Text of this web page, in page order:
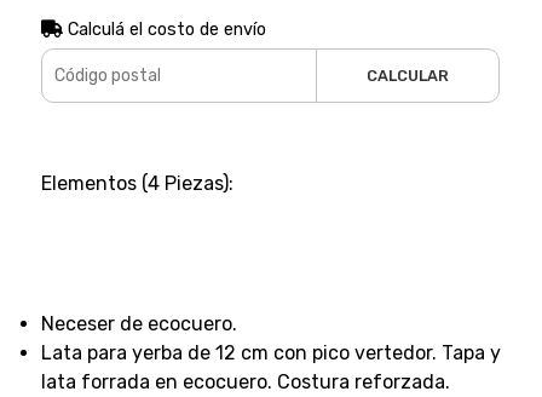
Calculá el costo de envío
CALCULAR
Elementos (4 Piezas):
Neceser de ecocuero.
Lata para yerba de 12 cm con pico vertedor. Tapa y
lata forrada en ecocuero. Costura reforzada.